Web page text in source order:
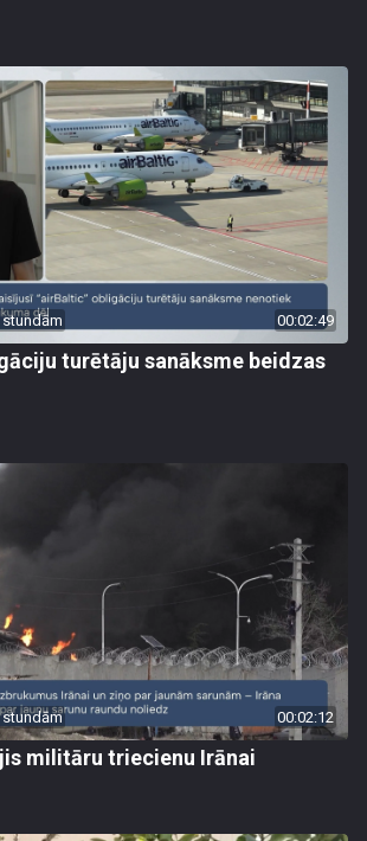
00:02:49
turētāju sanāksme beidzas
stundām 00:02:12
militāru triecienu Irānai